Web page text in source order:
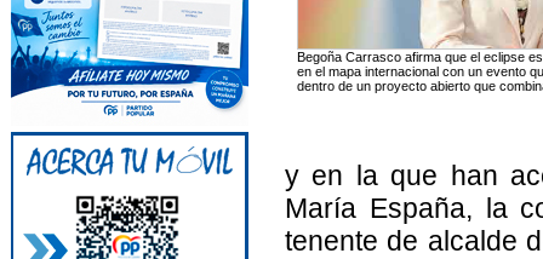
Begoña Carrasco afirma que el eclipse
en el mapa internacional con un evento
dentro de un proyecto abierto que
y en la que han
María España, la
tenente de alcalde